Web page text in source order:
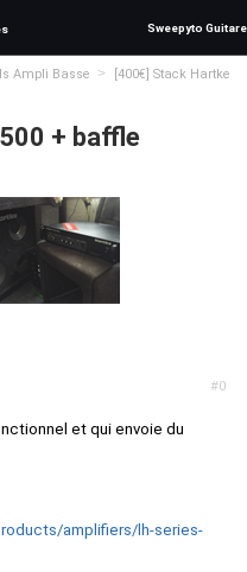
Sweepyto Guitare
Ampli Basse >
[400€] Stack Hartke
+ baffle
#0
et qui envoie du
amplifiers/lh-series-